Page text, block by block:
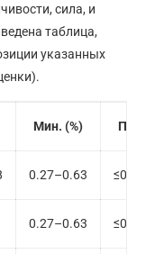
сила, и
таблица,
указанных
Мин. (%) П (%)
0.27–0.63 ≤0,035
0.27–0.63 ≤0,035